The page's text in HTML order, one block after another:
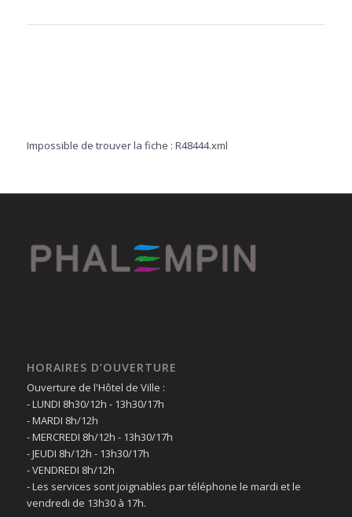
Impossible de trouver la fiche : R48444.xml
HORAIRES D’OUVERTURE
Ouverture de l'Hôtel de Ville :
- LUNDI 8h30/12h - 13h30/17h
- MARDI 8h/12h
- MERCREDI 8h/12h - 13h30/17h
- JEUDI 8h/12h - 13h30/17h
- VENDREDI 8h/12h
- Les services sont joignables par téléphone le mardi et le
vendredi de 13h30 à 17h.